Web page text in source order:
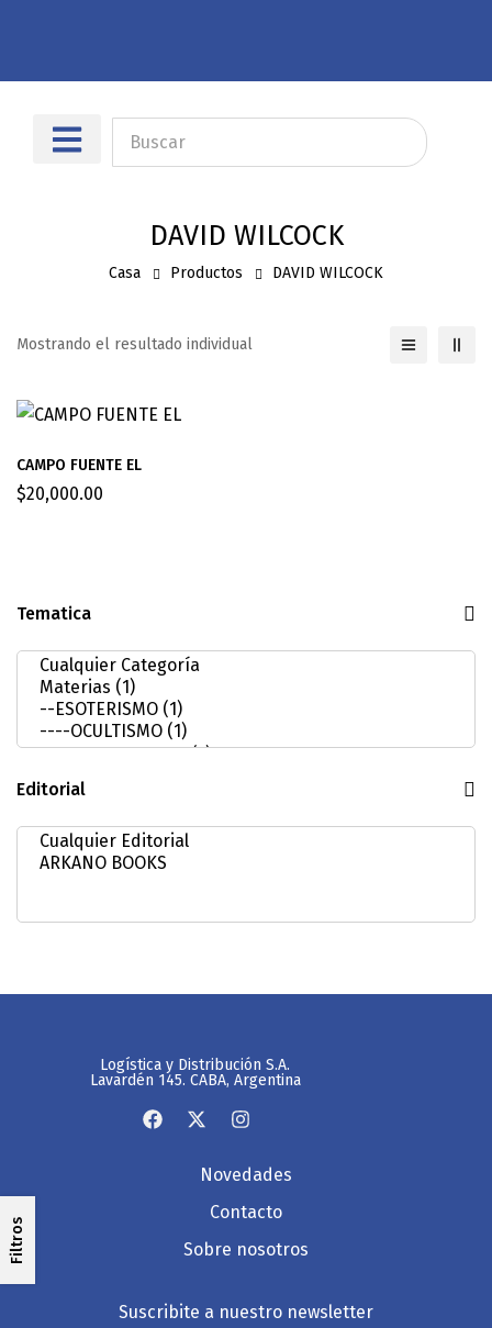
DAVID WILCOCK
Casa Productos DAVID WILCOCK
Tematica
Editorial
Filtros
Mostrando el resultado individual
CAMPO FUENTE EL
$20,000.00
Logística y Distribución S.A.
Lavardén 145. CABA, Argentina
Novedades
Contacto
Sobre nosotros
Suscribite a nuestro newsletter